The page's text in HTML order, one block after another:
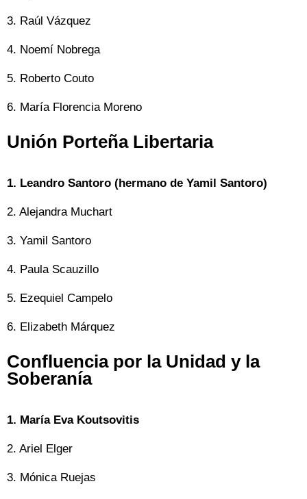
3. Raúl Vázquez
4. Noemí Nobrega
5. Roberto Couto
6. María Florencia Moreno
Unión Porteña Libertaria
1. Leandro Santoro (hermano de Yamil Santoro)
2. Alejandra Muchart
3. Yamil Santoro
4. Paula Scauzillo
5. Ezequiel Campelo
6. Elizabeth Márquez
Confluencia por la Unidad y la
Soberanía
1. María Eva Koutsovitis
2. Ariel Elger
3. Mónica Ruejas